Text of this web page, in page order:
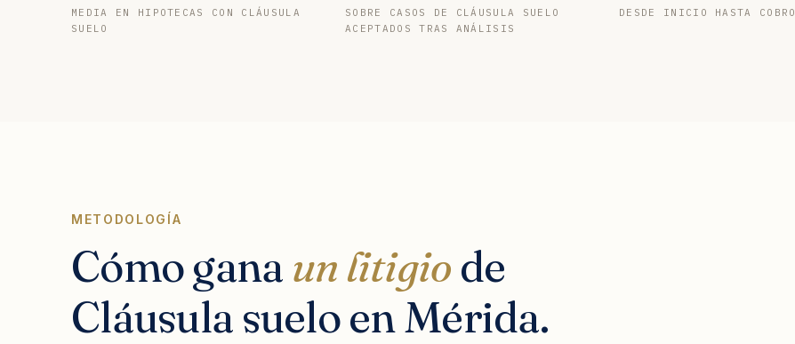
MEDIA EN HIPOTECAS CON CLÁUSULA
SUELO
SOBRE CASOS DE CLÁUSULA SUELO
ACEPTADOS TRAS ANÁLISIS
DESDE INICIO HASTA COBRO
METODOLOGÍA
Cómo gana un litigio de
Cláusula suelo en Mérida.